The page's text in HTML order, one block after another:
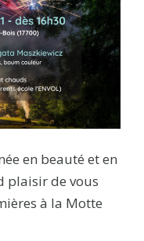
en beauté et en
plaisir de vous
à la Motte